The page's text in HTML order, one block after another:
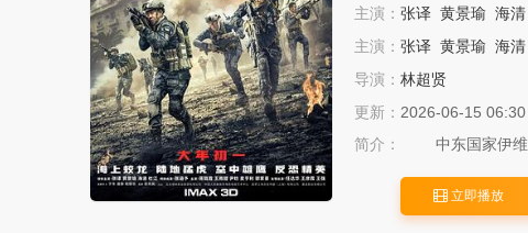
主演： 张译 黄景瑜 海清
主演： 张译 黄景瑜 海清
导演： 林超贤
更新： 2026-06-15 06:30
简介：
中东国家伊维
立即播放